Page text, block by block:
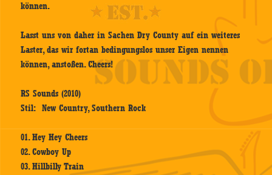
können.
Lasst uns von daher in Sachen Dry County auf ein weiteres
Laster, das wir fortan bedingungslos unser Eigen nennen
können, anstoßen. Cheers!
RS Sounds (2010)
Stil: New Country, Southern Rock
01. Hey Hey Cheers
02. Cowboy Up
03. Hillbilly Train